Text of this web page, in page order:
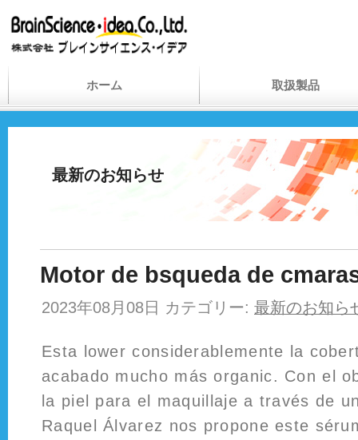
ホーム 取扱製品
最新のお知らせ
Motor de bsqueda de
2023年08月08日 カテゴリー: 最新のお知ら
Esta lower considerablemente la
acabado mucho más organic. Con el
la piel para el maquillaje a través de
Raquel Álvarez nos propone este